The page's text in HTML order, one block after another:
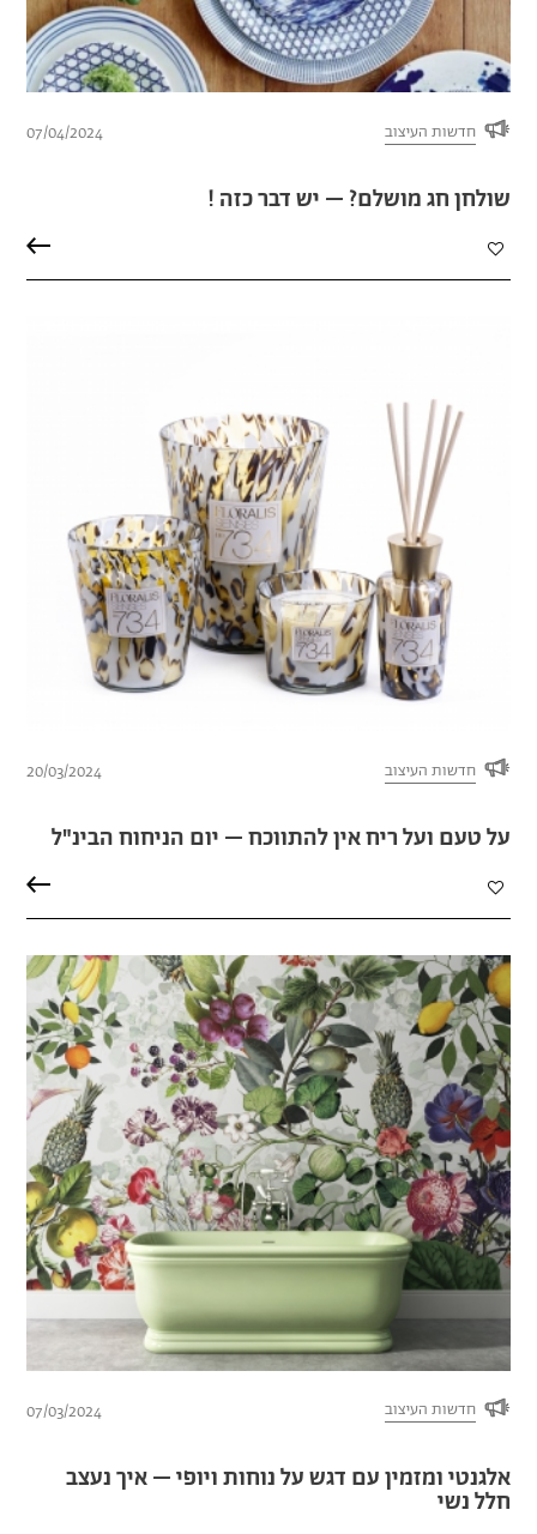
חדשות העיצוב 07/04/2024
שולחן חג מושלם? – יש דבר כזה !
חדשות העיצוב 20/03/2024
על טעם ועל ריח אין להתווכח – יום הניחוח הבינ"ל
חדשות העיצוב 07/03/2024
אלגנטי ומזמין עם דגש על נוחות ויופי – איך נעצב
חלל נשי